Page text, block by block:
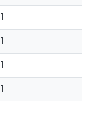
1
1
1
1